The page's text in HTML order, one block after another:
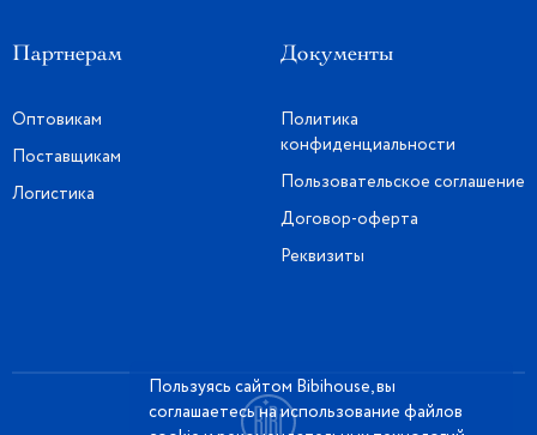
Партнерам
Оптовикам
Поставщикам
Логистика
Документы
Политика
конфиденциальности
Пользовательское соглашение
Договор-оферта
Реквизиты
Пользуясь сайтом Bibihouse, вы
соглашаетесь на использование файлов